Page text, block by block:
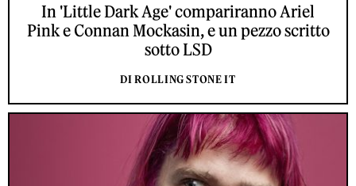
In 'Little Dark Age' compariranno Ariel
Pink e Connan Mockasin, e un pezzo scritto
sotto LSD
DI ROLLING STONE IT